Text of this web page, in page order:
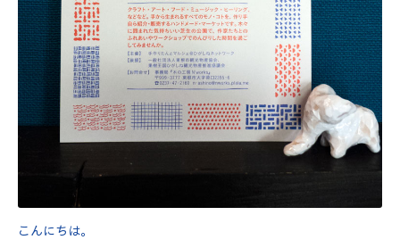
こんにちは。